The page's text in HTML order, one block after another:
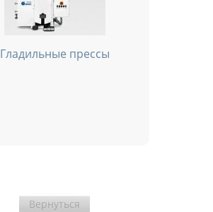
Гладильные прессы
Вернуться